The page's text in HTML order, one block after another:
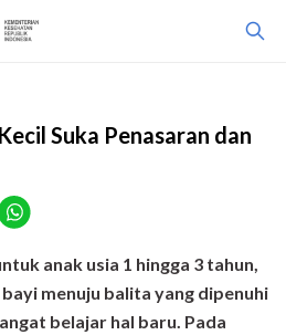
Suka Penasaran dan
anak usia 1 hingga 3 tahun,
menuju balita yang dipenuhi
belajar hal baru. Pada